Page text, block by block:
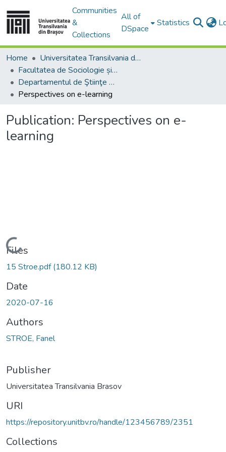
Communities
&
Collections
All of
DSpace
Statistics
Home
Universitatea Transilvania din Brasov
Facultatea de Sociologie și Comunicare
Departamentul de Ştiinţe Sociale şi ale Comunicării
Perspectives on e-learning
Publication: Perspectives on e-
learning
Loading...
Files
15 Stroe.pdf(180.12 KB)
Date
2020-07-16
Authors
STROE, Fanel
Publisher
Universitatea Transilvania Brasov
URI
https://repository.unitbv.ro/handle/123456789/2351
Collections